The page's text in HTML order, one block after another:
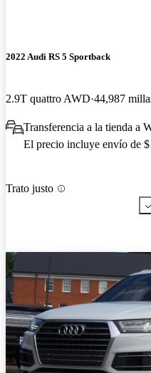
2022 Audi RS 5 Sportback
2.9T quattro AWD 44,987
Transferencia a la tienda a
El precio incluye envío de
Trato justo